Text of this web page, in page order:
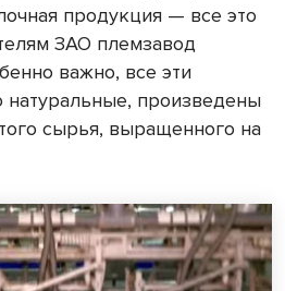
продукция — все это
ЗАО племзавод
важно, все эти
натуральные, произведены
сырья, выращенного на